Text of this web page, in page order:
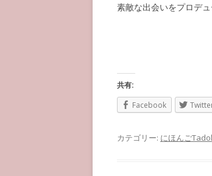
素敵な出会いをプロデ
共有:
Facebook
カテゴリー: にほんご